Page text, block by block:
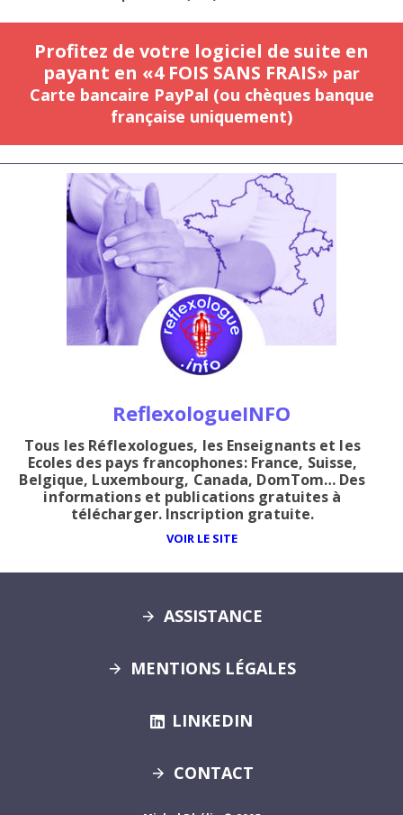
Profitez de votre logiciel de suite en
payant en «4 FOIS SANS FRAIS» par
Carte bancaire PayPal (ou chèques banque
française uniquement)
ReflexologueINFO
Tous les Réflexologues, les Enseignants et les
Ecoles des pays francophones: France, Suisse,
Belgique, Luxembourg, Canada, DomTom… Des
informations et publications gratuites à
télécharger. Inscription gratuite.
VOIR LE SITE
ASSISTANCE
MENTIONS LÉGALES
LINKEDIN
CONTACT